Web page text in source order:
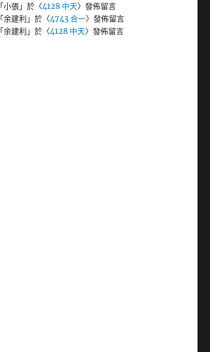
「小張」於〈4128 中天〉發佈留言
「余建利 」於〈4743 合一〉發佈留言
「余建利 」於〈4128 中天〉發佈留言